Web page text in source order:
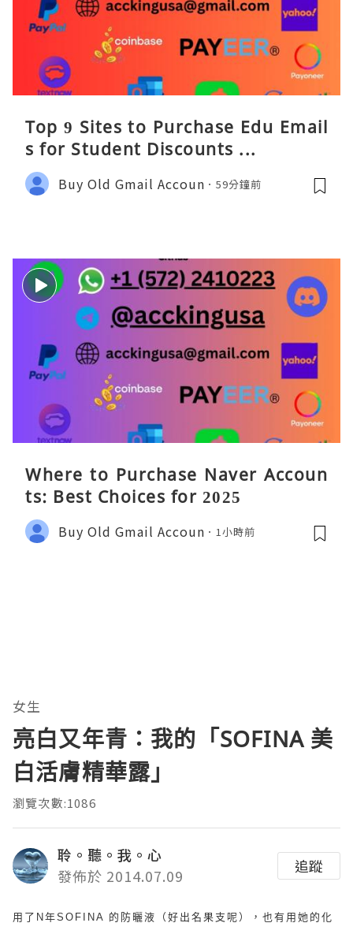
Top 9 Sites to Purchase Edu Email
s for Student Discounts ...
Buy Old Gmail Accoun 59分鐘前
Where to Purchase Naver Accoun
ts: Best Choices for 2025
Buy Old Gmail Accoun 1小時前
女生
亮白又年青：我的「SOFINA 美
白活膚精華露」
瀏覽次數:1086
聆。聽。我。心
發佈於 2014.07.09
追蹤
用了N年SOFINA 的防曬液（好出名果支呢），也有用她的化